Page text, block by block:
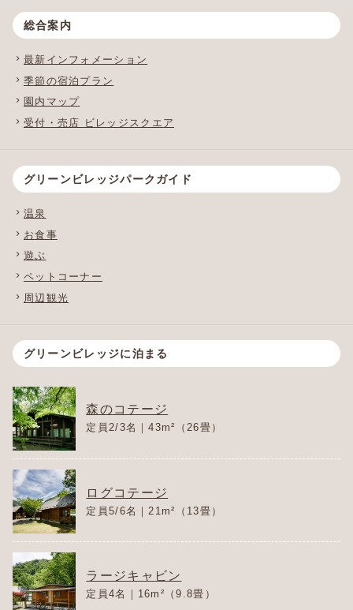
総合案内
最新インフォメーション
季節の宿泊プラン
園内マップ
受付・売店 ビレッジスクエア
グリーンビレッジパークガイド
温泉
お食事
遊ぶ
ペットコーナー
周辺観光
グリーンビレッジに泊まる
森のコテージ
定員2/3名｜43m²（26畳）
ログコテージ
定員5/6名｜21m²（13畳）
ラージキャビン
定員4名｜16m²（9.8畳）